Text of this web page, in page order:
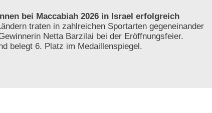
bei Maccabiah 2026 in Israel erfolgreich
traten in zahlreichen Sportarten gegeneinander
Netta Barzilai bei der Eröffnungsfeier.
belegt 6. Platz im Medaillenspiegel.